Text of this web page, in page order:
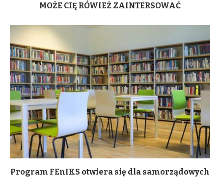
MOŻE CIĘ RÓWIEŻ ZAINTERSOWAĆ
Program FEnIKS otwiera się dla samorządowych